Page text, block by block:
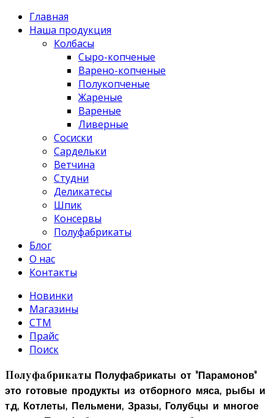
Главная
Наша продукция
Колбасы
Сыро-копченые
Варено-копченые
Полукопченые
Жареные
Вареные
Ливерные
Сосиски
Сардельки
Ветчина
Студни
Деликатесы
Шпик
Консервы
Полуфабрикаты
Блог
О нас
Контакты
Новинки
Магазины
СТМ
Прайс
Поиск
Полуфабрикаты Полуфабрикаты от "Парамонов"
это готовые продукты из отборного мяса, рыбы и
т.д, Котлеты, Пельмени, Зразы, Голубцы и многое